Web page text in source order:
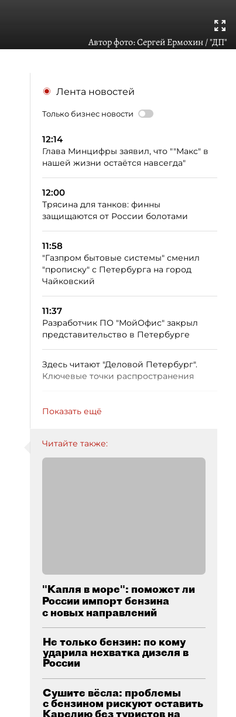
Автор фото:Сергей Ермохин / "ДП"
Лента новостей
Только бизнес новости
12:14
Глава Минцифры заявил, что ""Макс" в
нашей жизни остаётся навсегда"
12:00
Трясина для танков: финны
защищаются от России болотами
11:58
"Газпром бытовые системы" сменил
"прописку" с Петербурга на город
Чайковский
11:37
Разработчик ПО "МойОфис" закрыл
представительство в Петербурге
Здесь читают "Деловой Петербург".
Ключевые точки распространения
Показать ещё
Читайте также:
"Капля в море": поможет ли
России импорт бензина
с новых направлений
Не только бензин: по кому
ударила нехватка дизеля в
России
Сушите вёсла: проблемы
с бензином рискуют оставить
Карелию без туристов на